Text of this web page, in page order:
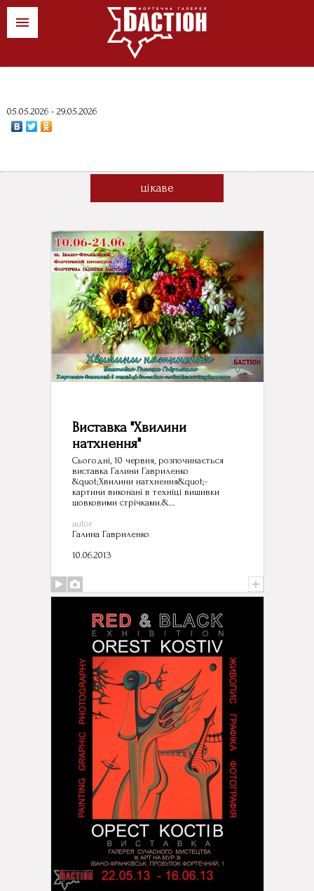
en
Sztuka wydarzenia
05.05.2026 - 29.05.2026
цікаве
Виставка "Хвилини
натхнення"
Сьогодні, 10 червня, розпочинається
виставка Галини Гавриленко
&quot;Хвилини натхнення&quot;-
картини виконані в техніці вишивки
шовковими стрічками.&...
autor
Галина Гавриленко
10.06.2013